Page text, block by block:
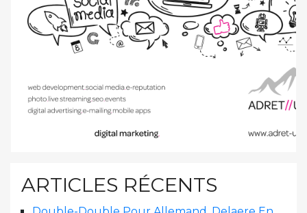
ARTICLES RÉCENTS